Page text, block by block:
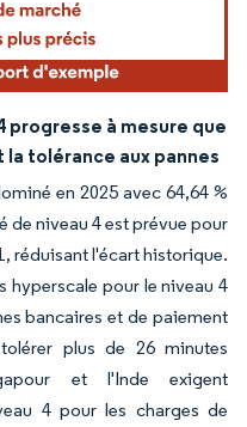
progresse à mesure que
tolérance aux pannes
en 2025 avec 64,64 %
de niveau 4 est prévue pour
réduisant l'écart historique.
hyperscale pour le niveau 4
bancaires et de paiement
plus de 26 minutes
et l'Inde exigent
4 pour les charges de